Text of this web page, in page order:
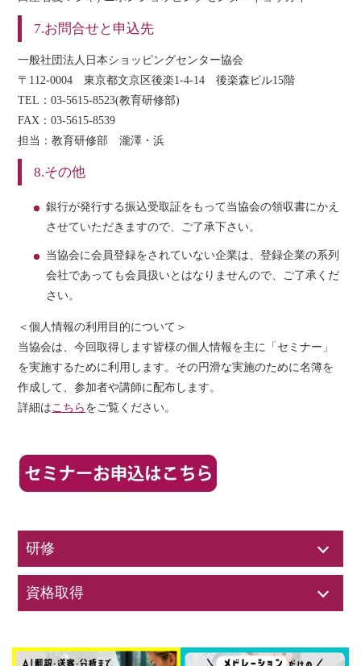
7.お問合せと申込先
一般社団法人日本ショッピングセンター協会
〒112-0004 東京都文京区後楽1-4-14 後楽森ビル15階
TEL：03-5615-8523(教育研修部)
FAX：03-5615-8539
担当：教育研修部 瀧澤・浜
8.その他
銀行が発行する振込受取証をもって当協会の領収書にかえ
させていただきますので、ご了承下さい。
当協会に会員登録をされていない企業は、登録企業の系列
会社であっても会員扱いとはなりませんので、ご了承くだ
さい。
＜個人情報の利用目的について＞
当協会は、今回取得します皆様の個人情報を主に「セミナー」
を実施するために利用します。その円滑な実施のために名簿を
作成して、参加者や講師に配布します。
詳細はこちら をご覧ください。
研修
資格取得